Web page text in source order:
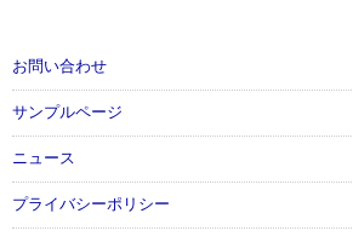
お問い合わせ
サンプルページ
ニュース
プライバシーポリシー